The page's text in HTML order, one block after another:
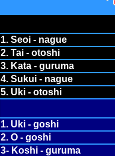
1. Seoi - nague
2. Tai - otoshi
3. Kata - guruma
4. Sukui - nague
5. Uki - otoshi
1. Uki - goshi
2. O - goshi
3- Koshi - guruma